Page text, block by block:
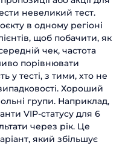
невеликий тест.
в одному регіоні
щоб побачити, як
чек, частота
порівнювати
у тесті, з тими, хто не
Хороший
групи. Наприклад,
VIP-статусу для 6
через рік. Це
який збільшує